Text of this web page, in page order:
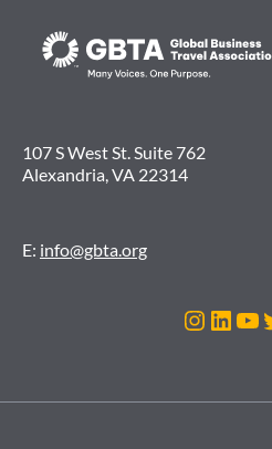
107 S West St. Suite 762
Alexandria, VA 22314
E: info@gbta.org